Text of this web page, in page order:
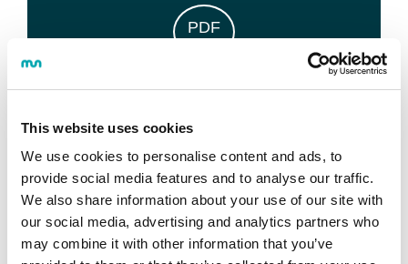
This website uses cookies
We use cookies to personalise content and ads, to
provide social media features and to analyse our traffic.
We also share information about your use of our site with
our social media, advertising and analytics partners who
may combine it with other information that you’ve
PDF
PDF
MANUAL DE CALIDAD